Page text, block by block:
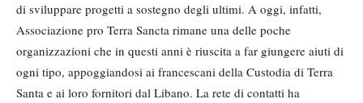
di sviluppare progetti a sostegno degli ultimi. A oggi, infatti,
Associazione pro Terra Sancta rimane una delle poche
organizzazioni che in questi anni è riuscita a far giungere aiuti di
ogni tipo, appoggiandosi ai francescani della Custodia di Terra
Santa e ai loro fornitori dal Libano. La rete di contatti ha